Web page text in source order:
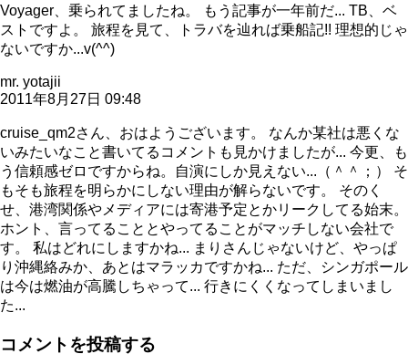
Voyager、乗られてましたね。 もう記事が一年前だ... TB、ベ
ストですよ。 旅程を見て、トラバを辿れば乗船記!! 理想的じゃ
ないですか...v(^^)
mr. yotajii
2011年8月27日 09:48
cruise_qm2さん、おはようございます。 なんか某社は悪くな
いみたいなこと書いてるコメントも見かけましたが... 今更、も
う信頼感ゼロですからね。自演にしか見えない...（＾＾；） そ
もそも旅程を明らかにしない理由が解らないです。 そのく
せ、港湾関係やメディアには寄港予定とかリークしてる始末。
ホント、言ってることとやってることがマッチしない会社で
す。 私はどれにしますかね... まりさんじゃないけど、やっぱ
り沖縄絡みか、あとはマラッカですかね... ただ、シンガポール
は今は燃油が高騰しちゃって... 行きにくくなってしまいまし
た...
コメントを投稿する